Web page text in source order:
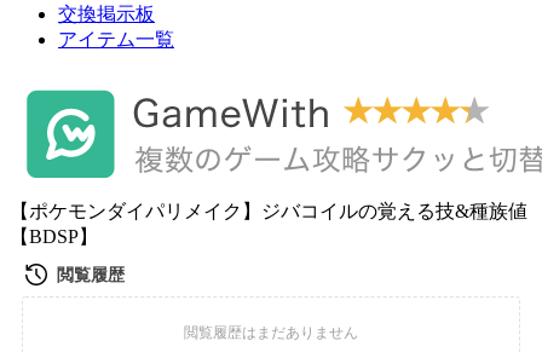
交換掲示板
アイテム一覧
【ポケモンダイパリメイク】ジバコイルの覚える技&種族値
【BDSP】